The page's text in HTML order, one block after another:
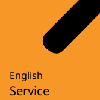
English
Service